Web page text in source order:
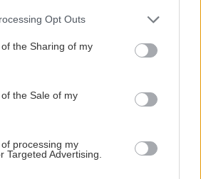
Opt Outs
the Sharing of my
the Sale of my
processing my
Targeted Advertising.
Άντερλεχτ νίκησε 1-0 τον
κι όλα θα κριθούν στις
την απόκτηση τριών Ιταλών
για πυρκαγιά τα
κοντά σε οικισμό